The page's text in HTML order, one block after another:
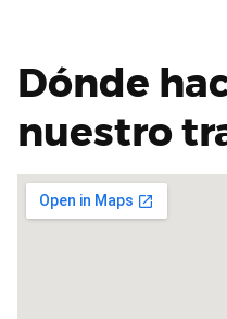
Dónde
nuestro